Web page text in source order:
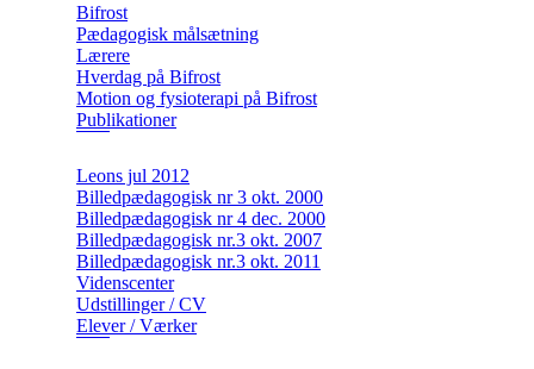
Bifrost
Pædagogisk målsætning
Lærere
Hverdag på Bifrost
Motion og fysioterapi på Bifrost
Publikationer
Leons jul 2012
Billedpædagogisk nr 3 okt. 2000
Billedpædagogisk nr 4 dec. 2000
Billedpædagogisk nr.3 okt. 2007
Billedpædagogisk nr.3 okt. 2011
Videnscenter
Udstillinger / CV
Elever / Værker